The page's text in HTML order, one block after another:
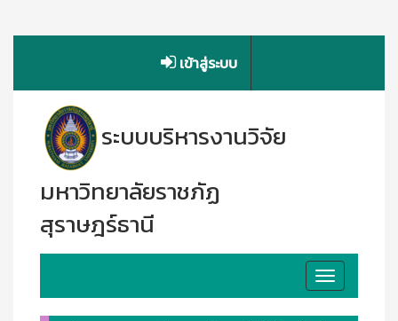
เข้าสู่ระบบ
ระบบบริหารงานวิจัย
มหาวิทยาลัยราชภัฏ
สุราษฎร์ธานี
Toggle
navigation